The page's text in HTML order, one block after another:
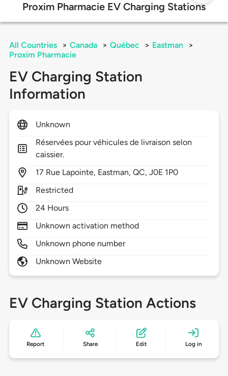
Proxim Pharmacie EV Charging Stations
All Countries > Canada > Québec > Eastman
>
Proxim Pharmacie
EV Charging Station
Information
Unknown
Réservées pour véhicules de livraison selon
caissier.
17 Rue Lapointe, Eastman,QC,J0E 1P0
Restricted
24 Hours
Unknown activation method
Unknown phone number
Unknown Website
EV Charging Station Actions
Report Share Edit Log in